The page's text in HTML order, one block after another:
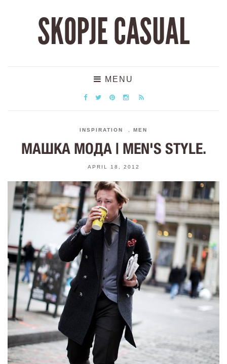
SKOPJE CASUAL
MENU
INSPIRATION MEN
МАШКА МОДА | MEN'S STYLE.
APRIL 18, 2012